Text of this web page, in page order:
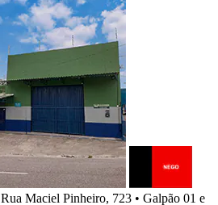
Rua Maciel Pinheiro, 723 • Galpão 01 e